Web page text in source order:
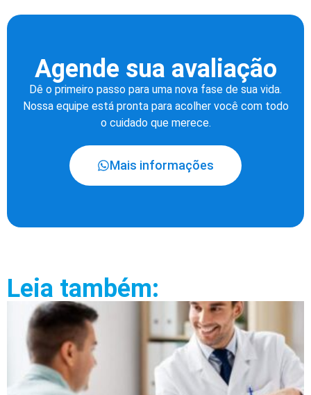
Agende sua avaliação
Dê o primeiro passo para uma nova fase de sua vida.
Nossa equipe está pronta para acolher você com todo
o cuidado que merece.
Mais informações
Leia também: